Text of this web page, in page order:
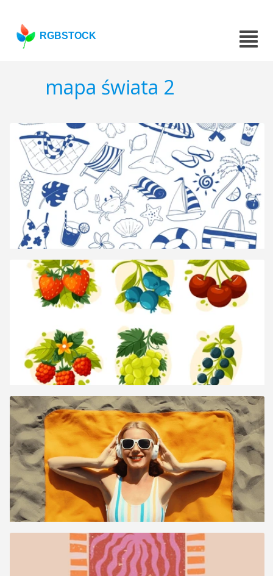
RGBSTOCK
mapa świata 2